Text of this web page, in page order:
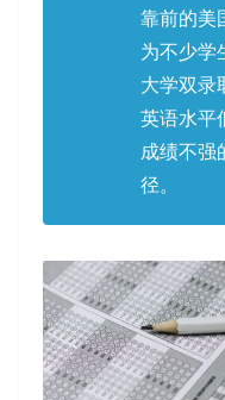
靠前的美
为不少学
大学双录
英语水平
成绩不强
径。